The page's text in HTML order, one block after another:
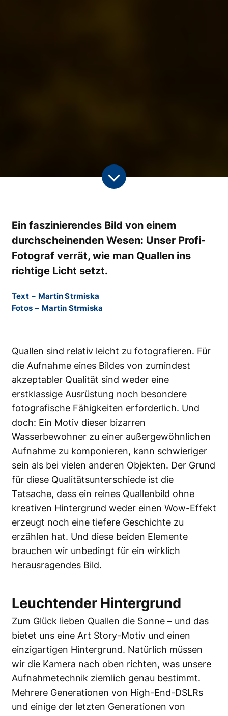
Ein faszinierendes Bild von einem
durchscheinenden Wesen: Unser Profi-
Fotograf verrät, wie man Quallen ins
richtige Licht setzt.
Text – Martin Strmiska
Fotos – Martin Strmiska
Quallen sind relativ leicht zu fotografieren. Für
die Aufnahme eines Bildes von zumindest
akzeptabler Qualität sind weder eine
erstklassige Ausrüstung noch besondere
fotografische Fähigkeiten erforderlich. Und
doch: Ein Motiv dieser bizarren
Wasserbewohner zu einer außergewöhnlichen
Aufnahme zu komponieren, kann schwieriger
sein als bei vielen anderen Objekten. Der Grund
für diese Qualitätsunterschiede ist die
Tatsache, dass ein reines Quallenbild ohne
kreativen Hintergrund weder einen Wow-Effekt
erzeugt noch eine tiefere Geschichte zu
erzählen hat. Und diese beiden Elemente
brauchen wir unbedingt für ein wirklich
herausragendes Bild.
Leuchtender Hintergrund
Zum Glück lieben Quallen die Sonne – und das
bietet uns eine Art Story-Motiv und einen
einzigartigen Hintergrund. Natürlich müssen
wir die Kamera nach oben richten, was unsere
Aufnahmetechnik ziemlich genau bestimmt.
Mehrere Generationen von High-End-DSLRs
und einige der letzten Generationen von